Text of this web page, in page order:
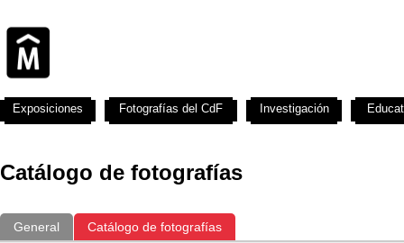
Catálogo de fotografías
General Catálogo de fotografías
Exposiciones Fotografías del CdF Investigación